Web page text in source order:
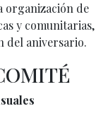
organización de
y comunitarias,
del aniversario.